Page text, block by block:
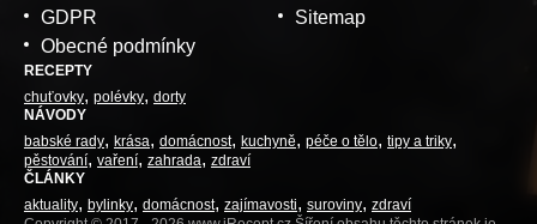
GDPR
Obecné podmínky
Sitemap
RECEPTY
chuťovky polévky dorty
NÁVODY
babské rady krása domácnost kuchyně péče o tělo tipy a triky
pěstování vaření zahrada
zdraví
ČLÁNKY
aktuality bylinky domácnost zajímavosti suroviny zdraví